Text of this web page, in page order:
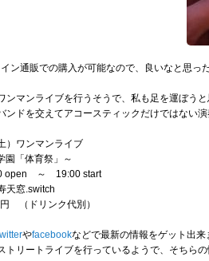
ン通販での購入が可能なので、良いなと思っ
ンマンライブを行うそうで、私も足を運ぼうと
ンドを交えてアコースティックだけではない
）ワンマンライブ
園「体育祭」～
open ～ 19:00 start
天窓.switch
円 （ドリンク代別）
やfacebookなどで最新の情報をゲット出来
トリートライブを行っているようで、そちら